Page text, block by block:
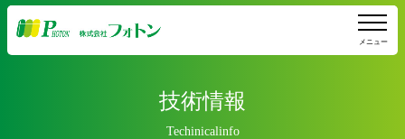
メニュー
技術情報
Techinicalinfo